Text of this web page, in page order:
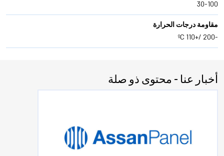
30-100
مقاومة درجات الحرارة
-200 /+110 ºC
أخبار عنا - محتوى ذو صلة